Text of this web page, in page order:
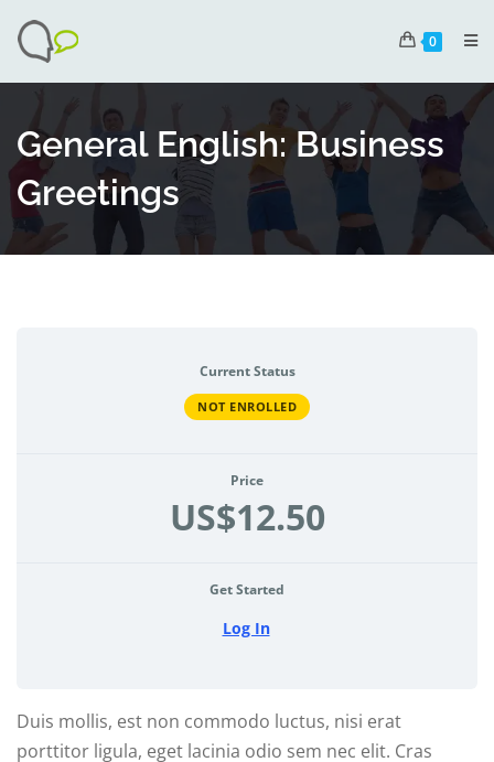
0
General English: Business
Greetings
Current Status
NOT ENROLLED
Price
US$12.50
Get Started
Log In
Duis mollis, est non commodo luctus, nisi erat
porttitor ligula, eget lacinia odio sem nec elit. Cras